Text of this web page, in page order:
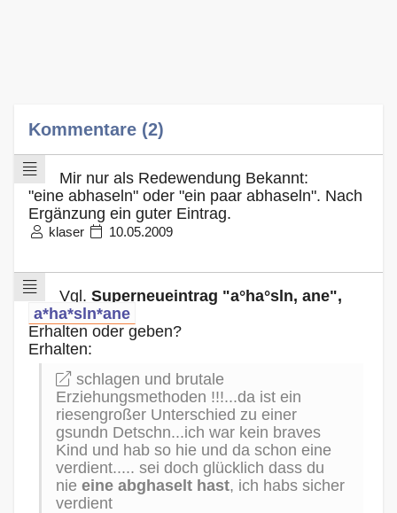
Kommentare (2)
Mir nur als Redewendung Bekannt:
"eine abhaseln" oder "ein paar abhaseln". Nach
Ergänzung ein guter Eintrag.
klaser 10.05.2009
Vgl. Superneueintrag "a°ha°sln, ane",
a*ha*sln*ane
Erhalten oder geben?
Erhalten:
schlagen und brutale
Erziehungsmethoden !!!...da ist ein
riesengroßer Unterschied zu einer
gsundn Detschn...ich war kein braves
Kind und hab so hie und da schon eine
verdient..... sei doch glücklich dass du
nie eine abghaselt hast, ich habs sicher
verdient